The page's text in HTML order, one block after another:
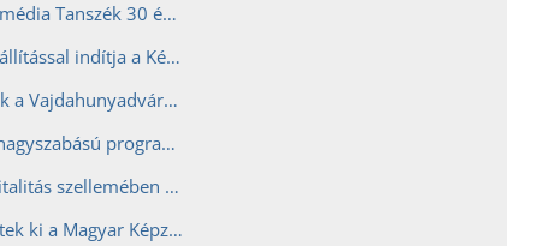
A legendás Intermédia Tanszék 30 éves fennállását ünnepli az MKE150 eseménysorozat új kiállítása: „És mégis mozi a föld!” IMXXX
Reprezentatív kiállítással indítja a Képző az MKE150 nagyszabású programsorozatát
Betyárok és pulik a Vajdahunyadvárban
MKE150 néven nagyszabású programsorozat indul az idén 150 éves Magyar Képzőművészeti Egyetemen
A nyitottság, a vitalitás szellemében készül 150. évnyitójára a Magyar Képzőművészeti Egyetem
Új rektort neveztek ki a Magyar Képzőművészeti Egyetem élére